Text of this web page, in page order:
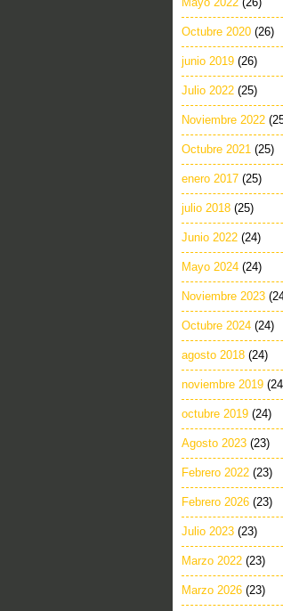
Octubre 2020 (26)
junio 2019 (26)
Julio 2022 (25)
Noviembre 2022
Octubre 2021 (25)
enero 2017 (25)
julio 2018 (25)
Junio 2022 (24)
Mayo 2024 (24)
Noviembre 2023
Octubre 2024 (24)
agosto 2018 (24)
noviembre 2019
octubre 2019 (24)
Agosto 2023 (23)
Febrero 2022 (23)
Febrero 2026 (23)
Julio 2023 (23)
Marzo 2022 (23)
Marzo 2026 (23)